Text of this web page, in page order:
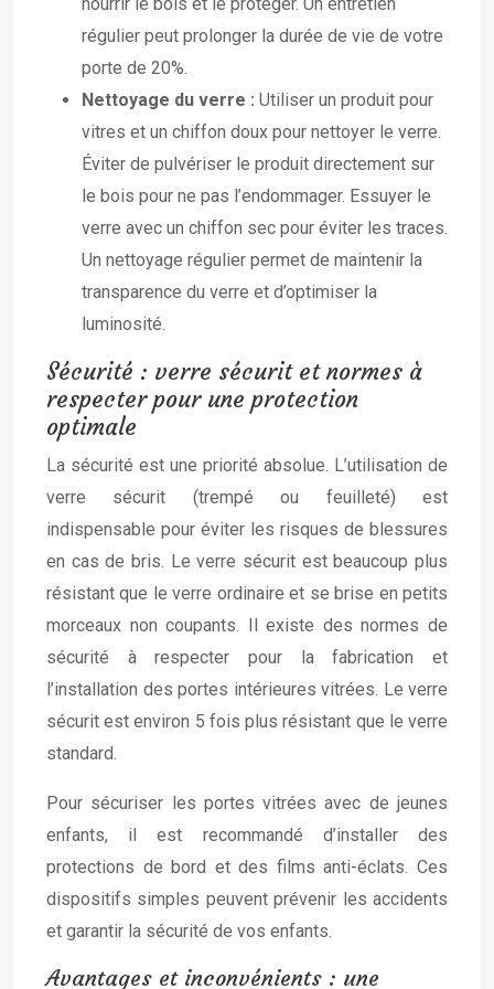
régulier peut prolonger la durée de vie de votre
porte de 20%.
Nettoyage du verre : Utiliser un produit pour
vitres et un chiffon doux pour nettoyer le verre.
Éviter de pulvériser le produit directement sur
le bois pour ne pas l’endommager. Essuyer le
verre avec un chiffon sec pour éviter les traces.
Un nettoyage régulier permet de maintenir la
transparence du verre et d’optimiser la
luminosité.
Sécurité : verre sécurit et normes à
respecter pour une protection
optimale
La sécurité est une priorité absolue. L’utilisation de
verre sécurit (trempé ou feuilleté) est
indispensable pour éviter les risques de blessures
en cas de bris. Le verre sécurit est beaucoup plus
résistant que le verre ordinaire et se brise en petits
morceaux non coupants. Il existe des normes de
sécurité à respecter pour la fabrication et
l’installation des portes intérieures vitrées. Le verre
sécurit est environ 5 fois plus résistant que le verre
standard.
Pour sécuriser les portes vitrées avec de jeunes
enfants, il est recommandé d’installer des
protections de bord et des films anti-éclats. Ces
dispositifs simples peuvent prévenir les accidents
et garantir la sécurité de vos enfants.
Avantages et inconvénients : une